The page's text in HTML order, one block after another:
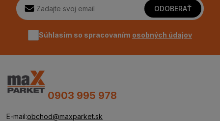
ODOBERAŤ
Súhlasím so spracovaním osobných údajov
0903 995 978
E-mail:obchod@maxparket.sk